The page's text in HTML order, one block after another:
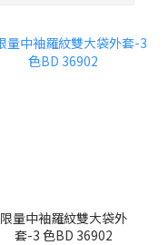
限量中袖羅紋雙大袋外
套-3 色BD 36902